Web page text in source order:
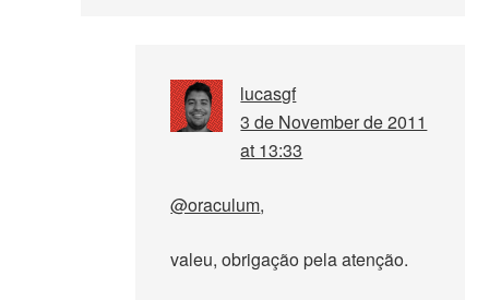
lucasgf
3 de November de 2011
at 13:33
@oraculum,
valeu, obrigação pela atenção.